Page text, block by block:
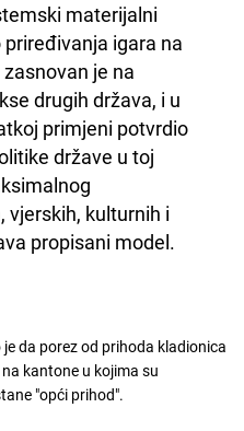
materijalni
igara na
je na
drugih država, i u
primjeni potvrdio
države u toj
vjerskih, kulturnih i
propisani model.
da porez od prihoda kladionica
kantone u kojima su
"opći prihod".